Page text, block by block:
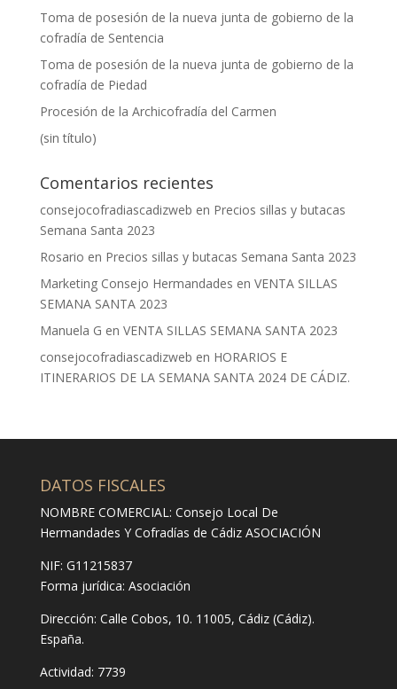
Toma de posesión de la nueva junta de gobierno de la
cofradía de Sentencia
Toma de posesión de la nueva junta de gobierno de la
cofradía de Piedad
Procesión de la Archicofradía del Carmen
(sin título)
Comentarios recientes
consejocofradiascadizweb en Precios sillas y butacas
Semana Santa 2023
Rosario en Precios sillas y butacas Semana Santa 2023
Marketing Consejo Hermandades en VENTA SILLAS
SEMANA SANTA 2023
Manuela G en VENTA SILLAS SEMANA SANTA 2023
consejocofradiascadizweb en HORARIOS E
ITINERARIOS DE LA SEMANA SANTA 2024 DE CÁDIZ.
DATOS FISCALES
NOMBRE COMERCIAL: Consejo Local De
Hermandades Y Cofradías de Cádiz ASOCIACIÓN
NIF: G11215837
Forma jurídica: Asociación
Dirección: Calle Cobos, 10. 11005, Cádiz (Cádiz).
España.
Actividad: 7739